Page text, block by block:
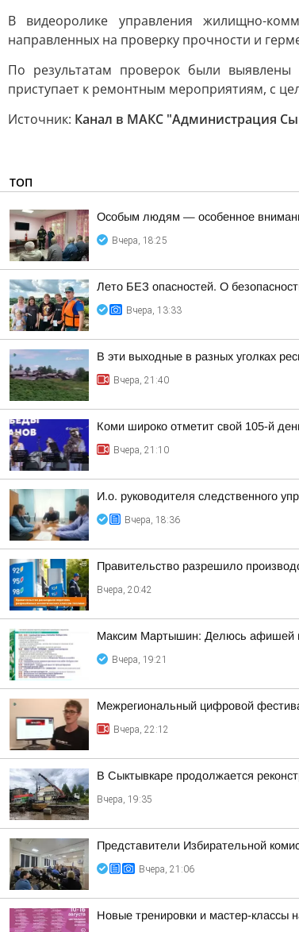
В видеоролике управления жилищно-
направленных на проверку прочности и
По результатам проверок были выявлены
приступает к ремонтным мероприятиям, с
Источник: Канал в МАКС "Администрация
ТОП
Особым людям — особенное
Вчера, 18:25
Лето БЕЗ опасностей. О
Вчера, 13:33
В эти выходные в разных уголках
Вчера, 21:40
Коми широко отметит свой 105-й
Вчера, 21:10
И.о. руководителя следственного
Вчера, 18:36
Правительство разрешило
Вчера, 20:42
Максим Мартышин: Делюсь афишей
Вчера, 19:21
Межрегиональный цифровой
Вчера, 22:12
В Сыктывкаре продолжается
Вчера, 19:35
Представители Избирательной
Вчера, 21:06
Новые тренировки и мастер-классы